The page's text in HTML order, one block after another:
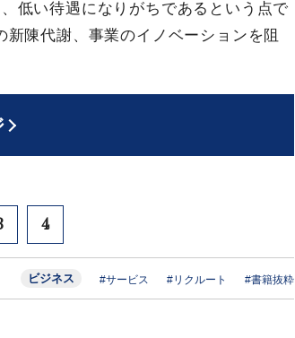
低い待遇になりがちであるという点で
陳代謝、事業のイノベーションを阻
4
ビジネス #サービス #リクルート #書籍抜粋